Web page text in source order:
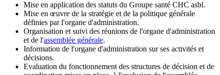
Mise en application des statuts du Groupe santé CHC asbl.
​Mise en œuvre de la stratégie et de la politique générale
définies par l'organe d'administration.
Organisation et suivi des réunions de l'organe d'administration
et de l'assemblée générale.
Information de l'organe d'administration sur ses activités et
décisions.
Evaluation du fonctionnement des structures de décision et de